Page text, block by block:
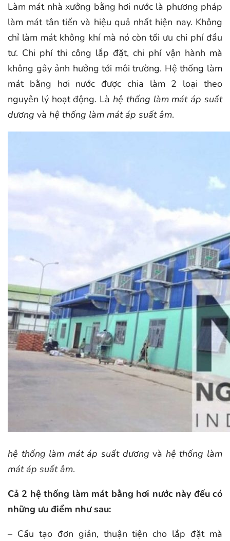
Làm mát nhà xưởng bằng hơi nước là phương pháp
làm mát tân tiến và hiệu quả nhất hiện nay. Không
chỉ làm mát không khí mà nó còn tối ưu chi phí đầu
tư. Chi phí thi công lắp đặt, chi phí vận hành mà
không gây ảnh hưởng tới môi trường. Hệ thống làm
mát bằng hơi nước được chia làm 2 loại theo
nguyên lý hoạt động. Là hệ thống làm mát áp suất
dương và hệ thống làm mát áp suất âm.
hệ thống làm mát áp suất dương và hệ thống làm
mát áp suất âm.
Cả 2 hệ thống làm mát bằng hơi nước này đếu có
những ưu điểm như sau:
– Cấu tạo đơn giản, thuận tiện cho lắp đặt mà